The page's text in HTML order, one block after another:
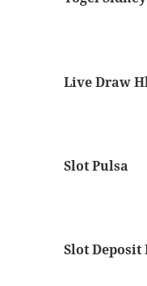
Live Draw
Slot Pulsa
Slot Deposit